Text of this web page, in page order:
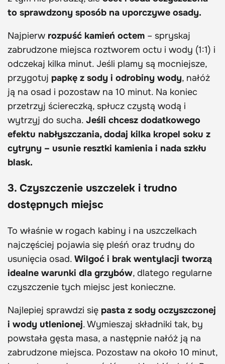
to sprawdzony sposób na uporczywe osady.
Najpierw rozpuść kamień octem – spryskaj
zabrudzone miejsca roztworem octu i wody (1:1) i
odczekaj kilka minut. Jeśli plamy są mocniejsze,
przygotuj papkę z sody i odrobiny wody, nałóż
ją na osad i pozostaw na 10 minut. Na koniec
przetrzyj ściereczką, spłucz czystą wodą i
wytrzyj do sucha. Jeśli chcesz dodatkowego
efektu nabłyszczania, dodaj kilka kropel soku z
cytryny – usunie resztki kamienia i nada szkłu
blask.
3. Czyszczenie uszczelek i trudno
dostępnych miejsc
To właśnie w rogach kabiny i na uszczelkach
najczęściej pojawia się pleśń oraz trudny do
usunięcia osad. Wilgoć i brak wentylacji tworzą
idealne warunki dla grzybów, dlatego regularne
czyszczenie tych miejsc jest konieczne.
Najlepiej sprawdzi się pasta z sody oczyszczonej
i wody utlenionej. Wymieszaj składniki tak, by
powstała gęsta masa, a następnie nałóż ją na
zabrudzone miejsca. Pozostaw na około 10 minut,